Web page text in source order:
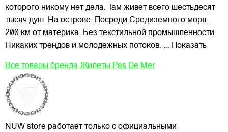
которого никому нет дела. Там живёт всего шестьдесят
тысяч душ. На острове. Посреди Средиземного моря.
200 км от материка. Без текстильной промышленности.
Никаких трендов и молодёжных потоков. ... Показать
Все товары бренда Жилеты Pas De Mer
NUW store работает только с официальными